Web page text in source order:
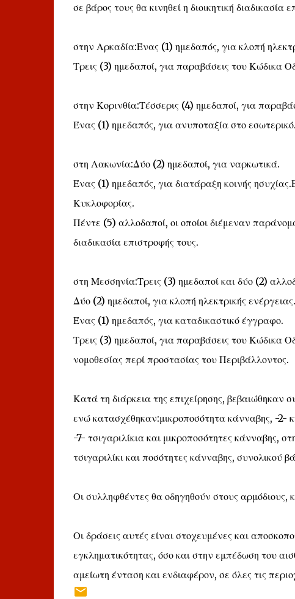
σε βάρος τους θα κινηθεί η διοικητική διαδικασία
στην Αρκαδία:Ένας (1) ημεδαπός, για κλοπή
Τρεις (3) ημεδαποί, για παραβάσεις του Κώδικα
στην Κορινθία:Τέσσερις (4) ημεδαποί, για
Ένας (1) ημεδαπός, για ανυποταξία στο εσωτερικό.
στη Λακωνία:Δύο (2) ημεδαποί, για ναρκωτικά.
Ένας (1) ημεδαπός, για διατάραξη κοινής
Κυκλοφορίας.
Πέντε (5) αλλοδαποί, οι οποίοι διέμεναν
διαδικασία επιστροφής τους.
στη Μεσσηνία:Τρεις (3) ημεδαποί και δύο (2)
Δύο (2) ημεδαποί, για κλοπή ηλεκτρικής ενέργειας.
Ένας (1) ημεδαπός, για καταδικαστικό έγγραφο.
Τρεις (3) ημεδαποί, για παραβάσεις του Κώδικα
νομοθεσίας περί προστασίας του Περιβάλλοντος.
Κατά τη διάρκεια της επιχείρησης,
ενώ κατασχέθηκαν:μικροποσότητα κάνναβης, -2-
-7- τσιγαριλίκια και μικροποσότητες κάνναβης,
τσιγαριλίκι και ποσότητες κάνναβης,
Οι συλληφθέντες θα οδηγηθούν στους αρμόδιους,
Οι δράσεις αυτές είναι στοχευμένες και
εγκληματικότητας, όσο και στην εμπέδωση του
αμείωτη ένταση και ενδιαφέρον, σε όλες τις